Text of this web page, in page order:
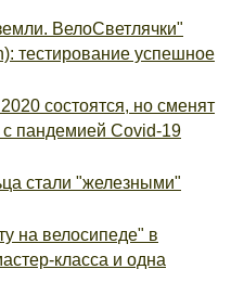
ВелоСветлячки"
тестирование успешное
состоятся, но сменят
пандемией Covid-19
стали "железными"
на велосипеде" в
класса и одна